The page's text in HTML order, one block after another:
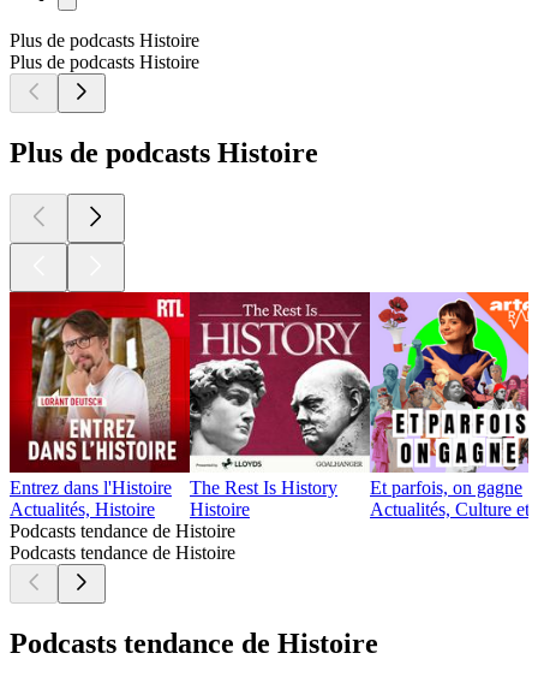
Plus de podcasts Histoire
Plus de podcasts Histoire
Plus de podcasts Histoire
Entrez dans l'Histoire
Actualités, Histoire
The Rest Is History
Histoire
Et parfois, on gagne
Actualités, Culture et
Podcasts tendance de Histoire
Podcasts tendance de Histoire
Podcasts tendance de Histoire